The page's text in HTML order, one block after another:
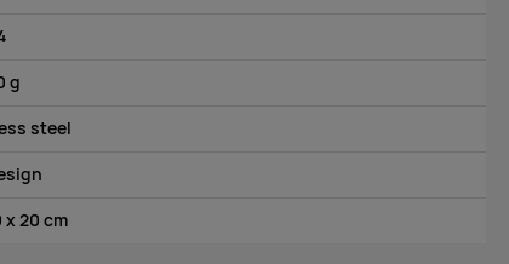
g
steel
x 20 cm